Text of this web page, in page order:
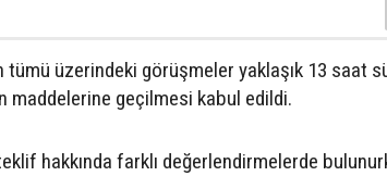
üzerindeki görüşmeler yaklaşık 13 saat
maddelerine geçilmesi kabul edildi.
hakkında farklı değerlendirmelerde